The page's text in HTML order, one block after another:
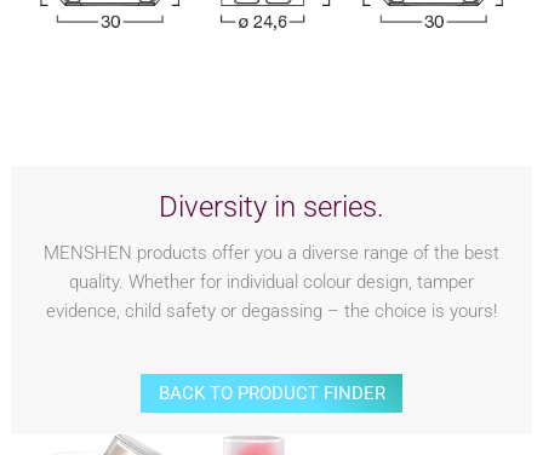
Diversity in series.
MENSHEN products offer you a diverse range of the best
quality. Whether for individual colour design, tamper
evidence, child safety or degassing – the choice is yours!
BACK TO PRODUCT FINDER